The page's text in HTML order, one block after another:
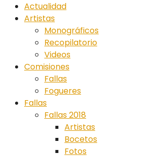
Actualidad
Artistas
Monográficos
Recopilatorio
Videos
Comisiones
Fallas
Fogueres
Fallas
Fallas 2018
Artistas
Bocetos
Fotos